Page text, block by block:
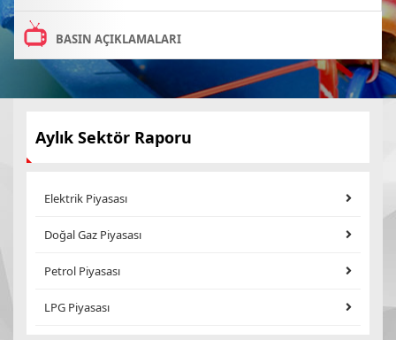
BASIN AÇIKLAMALARI
Aylık Sektör Raporu
Elektrik Piyasası
Doğal Gaz Piyasası
Petrol Piyasası
LPG Piyasası